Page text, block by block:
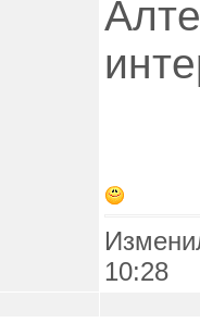
10:28